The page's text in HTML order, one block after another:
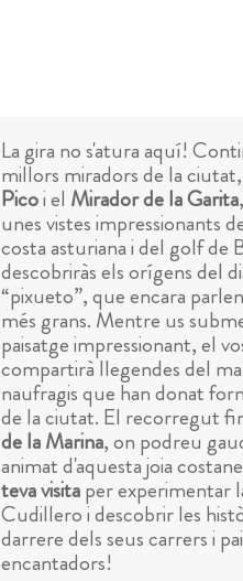
La gira no s'atura aquí!
millors miradors de la
Picoi el Mirador de la Garita
unes vistes impressionants
costa asturiana i del golf de
descobriràs els orígens del
“pixueto”, que encara
més grans. Mentre us
paisatge impressionant, el
compartirà llegendes del
naufragis que han donat
de la ciutat. El recorregut
de la Marina, on podreu
animat d'aquesta joia
teva visitaper experimentar
Cudillero i descobrir les
darrere dels seus carrers i
encantadors!